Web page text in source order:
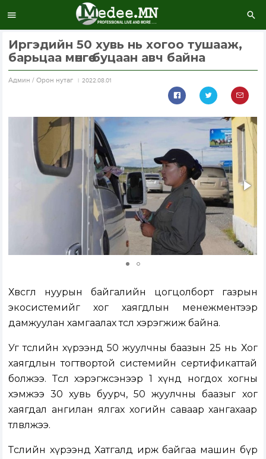
Иргэдийн 50 хувь нь хогоо тушааж,
барьцаа мөнгөө буцаан авч байна
Aдмин / Орон нутаг 2022.08.01
Хөвсгөл нуурын байгалийн цогцолборт газрын
экосистемийг хог хаягдлын менежментээр
дамжуулан хамгаалах төсөл хэрэгжиж байна.
Уг төслийн хүрээнд 50 жуулчны баазын 25 нь Хог
хаягдлын тогтвортой системийн сертификаттай
болжээ. Төсөл хэрэгжсэнээр 1 хүнд ногдох хогны
хэмжээ 30 хувь буурч, 50 жуулчны баазыг хог
хаягдал ангилан ялгах хогийн саваар хангахаар
төлөвлөжээ.
Төслийн хүрээнд Хатгалд ирж байгаа машин бүр